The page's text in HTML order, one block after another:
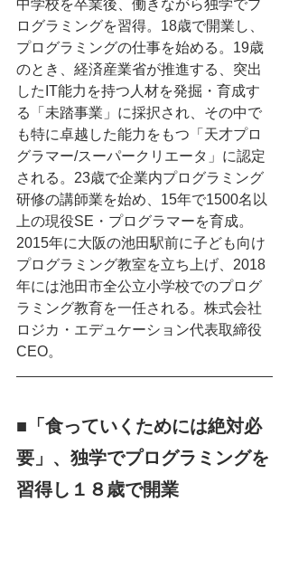
中学校を卒業後、働きながら独学でプ
ログラミングを習得。18歳で開業し、
プログラミングの仕事を始める。19歳
のとき、経済産業省が推進する、突出
したIT能力を持つ人材を発掘・育成す
る「未踏事業」に採択され、その中で
も特に卓越した能力をもつ「天才プロ
グラマー/スーパークリエータ」に認定
される。23歳で企業内プログラミング
研修の講師業を始め、15年で1500名以
上の現役SE・プログラマーを育成。
2015年に大阪の池田駅前に子ども向け
プログラミング教室を立ち上げ、2018
年には池田市全公立小学校でのプログ
ラミング教育を一任される。株式会社
ロジカ・エデュケーション代表取締役
CEO。
■「食っていくためには絶対必
要」、独学でプログラミングを
習得し１８歳で開業